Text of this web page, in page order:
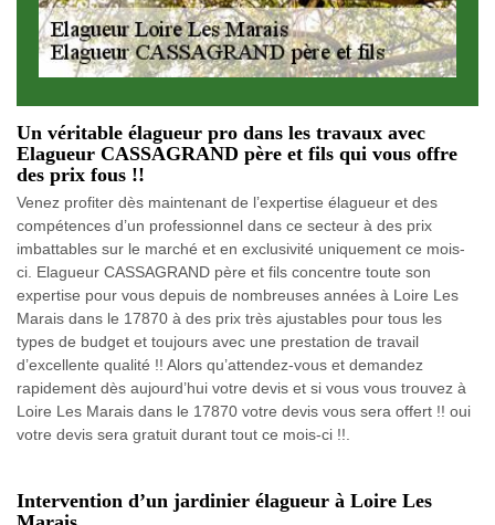
Un véritable élagueur pro dans les travaux avec
Elagueur CASSAGRAND père et fils qui vous offre
des prix fous !!
Venez profiter dès maintenant de l’expertise élagueur et des
compétences d’un professionnel dans ce secteur à des prix
imbattables sur le marché et en exclusivité uniquement ce mois-
ci. Elagueur CASSAGRAND père et fils concentre toute son
expertise pour vous depuis de nombreuses années à Loire Les
Marais dans le 17870 à des prix très ajustables pour tous les
types de budget et toujours avec une prestation de travail
d’excellente qualité !! Alors qu’attendez-vous et demandez
rapidement dès aujourd’hui votre devis et si vous vous trouvez à
Loire Les Marais dans le 17870 votre devis vous sera offert !! oui
votre devis sera gratuit durant tout ce mois-ci !!.
Intervention d’un jardinier élagueur à Loire Les